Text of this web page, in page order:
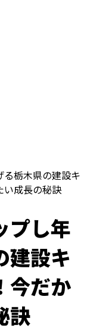
栃木県の建設キ
い成長の秘訣
プし年
建設キ
今だか
訣